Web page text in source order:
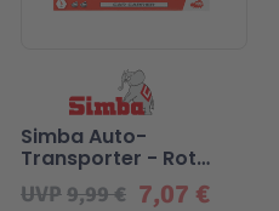
7,07 €
UVP9,99 €
Simba Auto-
Transporter - Rot
oder Blau